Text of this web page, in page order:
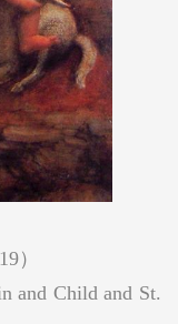
）
and Child and St.